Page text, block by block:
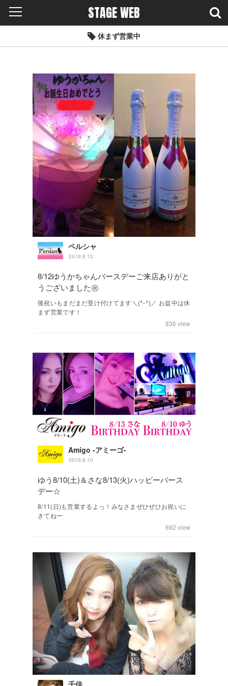
STAGE WEB
休まず営業中
ペルシャ
2019.8.13
8/12ゆうかちゃんバースデーご来店ありがと
うございました㊗️
後祝いもまだまだ受け付けてます＼(^-^)／ お盆中は休
まず営業です！
836 view
Amigo -アミーゴ-
2019.8.10
ゆう8/10(土)＆さな8/13(火)ハッピーバース
デー☆
8/11(日)も営業するよっ！みなさまぜひぜひお祝いに
きてねー
692 view